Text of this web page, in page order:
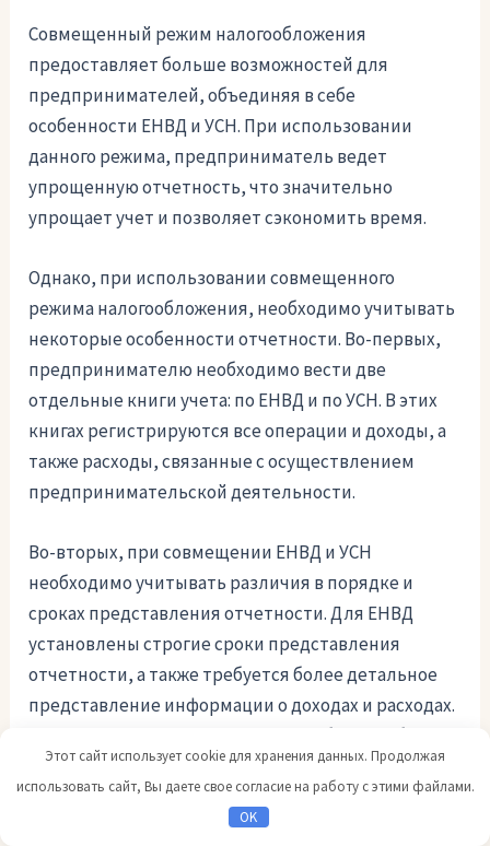
Совмещенный режим налогообложения
предоставляет больше возможностей для
предпринимателей, объединяя в себе
особенности ЕНВД и УСН. При использовании
данного режима, предприниматель ведет
упрощенную отчетность, что значительно
упрощает учет и позволяет сэкономить время.
Однако, при использовании совмещенного
режима налогообложения, необходимо учитывать
некоторые особенности отчетности. Во-первых,
предпринимателю необходимо вести две
отдельные книги учета: по ЕНВД и по УСН. В этих
книгах регистрируются все операции и доходы, а
также расходы, связанные с осуществлением
предпринимательской деятельности.
Во-вторых, при совмещении ЕНВД и УСН
необходимо учитывать различия в порядке и
сроках представления отчетности. Для ЕНВД
установлены строгие сроки представления
отчетности, а также требуется более детальное
представление информации о доходах и расходах.
По УСН сроки и формы отчетности более гибкие,
однако необходимо учитывать требования
налогового законодательства.
Этот сайт использует cookie для хранения данных. Продолжая
использовать сайт, Вы даете свое согласие на работу с этими файлами.
OK